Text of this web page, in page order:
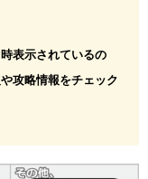
表示されているの
攻略情報をチェック